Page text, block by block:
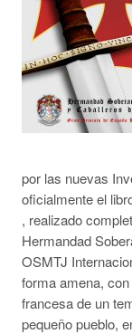
por las nuevas
oficialmente el
, realizado
Hermandad
OSMTJ
forma amena,
francesa de un
pequeño pueblo,